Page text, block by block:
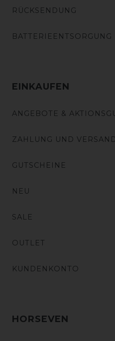
RÜCKSENDUNG
BATTERIEENTSORGUNG
EINKAUFEN
ANGEBOTE &
ZAHLUNG UND
GUTSCHEINE
NEU
SALE
OUTLET
KUNDENKONTO
HORSEVEN